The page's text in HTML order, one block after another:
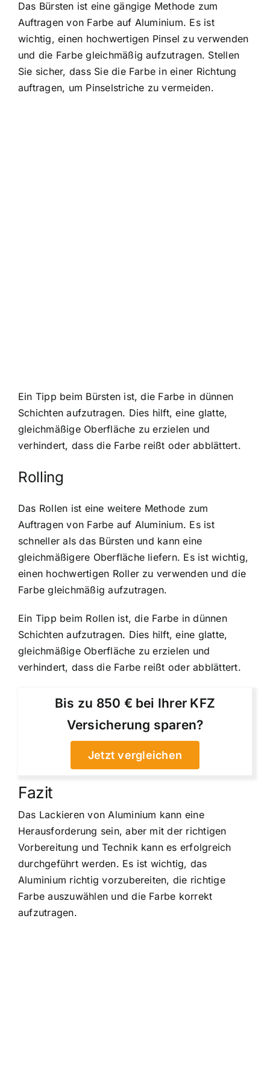
Das Bürsten ist eine gängige Methode zum
Auftragen von Farbe auf Aluminium. Es ist
wichtig, einen hochwertigen Pinsel zu verwenden
und die Farbe gleichmäßig aufzutragen. Stellen
Sie sicher, dass Sie die Farbe in einer Richtung
auftragen, um Pinselstriche zu vermeiden.
Ein Tipp beim Bürsten ist, die Farbe in dünnen
Schichten aufzutragen. Dies hilft, eine glatte,
gleichmäßige Oberfläche zu erzielen und
verhindert, dass die Farbe reißt oder abblättert.
Rolling
Das Rollen ist eine weitere Methode zum
Auftragen von Farbe auf Aluminium. Es ist
schneller als das Bürsten und kann eine
gleichmäßigere Oberfläche liefern. Es ist wichtig,
einen hochwertigen Roller zu verwenden und die
Farbe gleichmäßig aufzutragen.
Ein Tipp beim Rollen ist, die Farbe in dünnen
Schichten aufzutragen. Dies hilft, eine glatte,
gleichmäßige Oberfläche zu erzielen und
verhindert, dass die Farbe reißt oder abblättert.
Bis zu 850 € bei Ihrer KFZ
Versicherung sparen?
Jetzt vergleichen
Fazit
Das Lackieren von Aluminium kann eine
Herausforderung sein, aber mit der richtigen
Vorbereitung und Technik kann es erfolgreich
durchgeführt werden. Es ist wichtig, das
Aluminium richtig vorzubereiten, die richtige
Farbe auszuwählen und die Farbe korrekt
aufzutragen.